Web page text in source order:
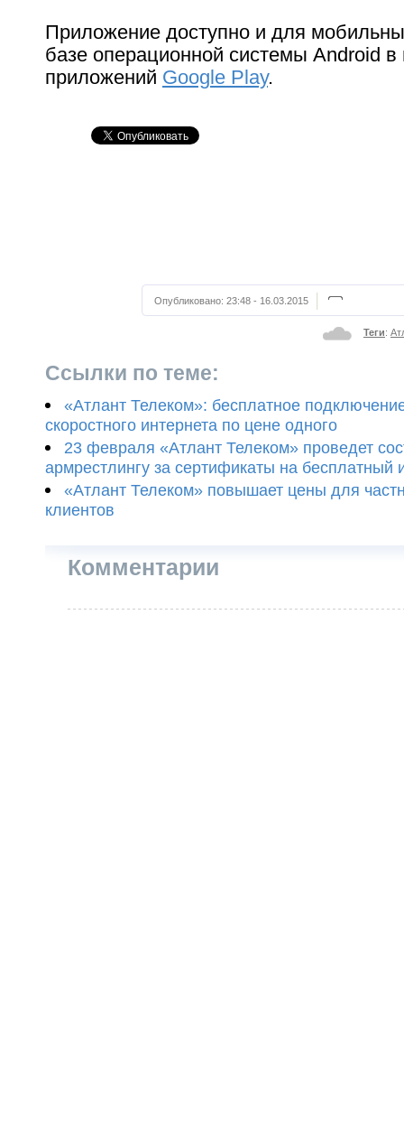
Приложение доступно и для
базе операционной системы Android в
приложений Google Play.
Опубликовано: 23:48 - 16.03.2015
Теги:
Ссылки по теме:
«Атлант Телеком»: бесплатное
скоростного интернета по цене одного
23 февраля «Атлант Телеком» проведет
армрестлингу за сертификаты на бесплатный
«Атлант Телеком» повышает цены для
клиентов
Комментарии